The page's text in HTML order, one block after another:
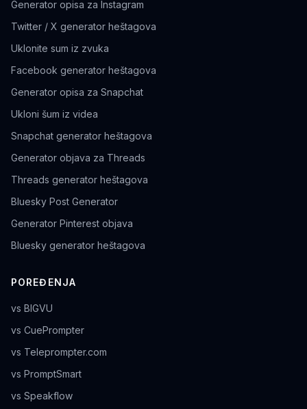
Generator opisa za Instagram
Twitter / X generator heštagova
Uklonite sum iz zvuka
Facebook generator heštagova
Generator opisa za Snapchat
Ukloni šum iz videa
Snapchat generator heštagova
Generator objava za Threads
Threads generator heštagova
Bluesky Post Generator
Generator Pinterest objava
Bluesky generator heštagova
POREĐENJA
vs BIGVU
vs CuePrompter
vs Teleprompter.com
vs PromptSmart
vs Speakflow